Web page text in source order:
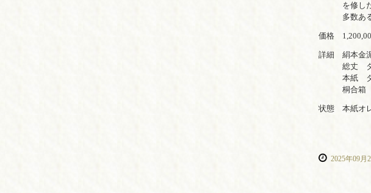
を修した。
多数ある
価格
詳細 絹本金
総丈 タテ
本紙 タ
桐合箱
状態 本紙オ
2025年09月